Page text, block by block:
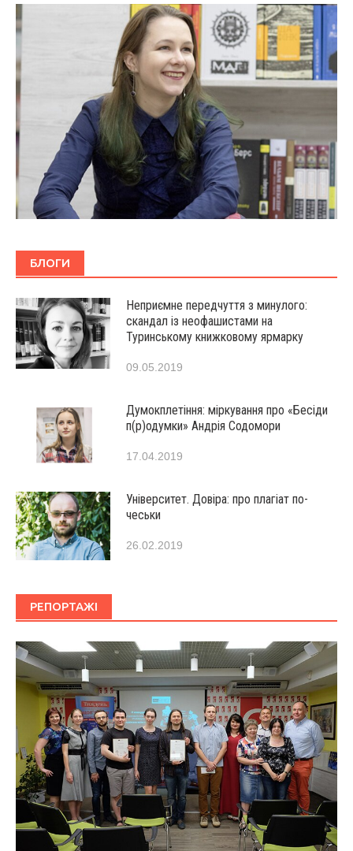
БЛОГИ
Неприємне передчуття з минулого:
скандал із неофашистами на
Туринському книжковому ярмарку
09.05.2019
Думокплетіння: міркування про «Бесіди
п(р)одумки» Андрія Содомори
17.04.2019
Університет. Довіра: про плагіат по-
чеськи
26.02.2019
РЕПОРТАЖІ